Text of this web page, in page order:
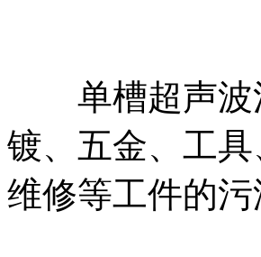
单槽超声波
镀、五金、工
维修等工件的